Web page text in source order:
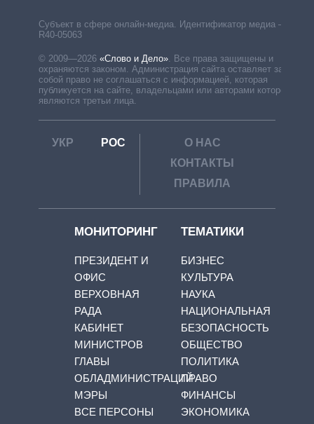
Субъект в сфере онлайн-медиа. Идентификатор медиа –
R40-05063
© 2009—2026 «Слово и Дело». Все права защищены и
охраняются законом. Администрация сайта оставляет за
собой право не соглашаться с информацией, которая
публикуется на сайте, владельцами или авторами которой
являются третьи лица.
УКР РОС
О НАС
КОНТАКТЫ
ПРАВИЛА
МОНИТОРИНГ
ПРЕЗИДЕНТ И
ОФИС
ВЕРХОВНАЯ
РАДА
КАБИНЕТ
МИНИСТРОВ
ГЛАВЫ
ОБЛАДМИНИСТРАЦИЙ
МЭРЫ
ВСЕ ПЕРСОНЫ
ТЕМАТИКИ
БИЗНЕС
КУЛЬТУРА
НАУКА
НАЦИОНАЛЬНАЯ
БЕЗОПАСНОСТЬ
ОБЩЕСТВО
ПОЛИТИКА
ПРАВО
ФИНАНСЫ
ЭКОНОМИКА